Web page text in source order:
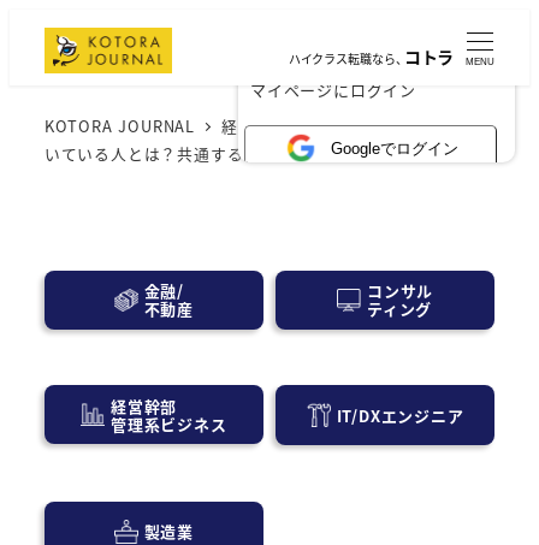
×
マイページにログイン
Googleでログイン
ハイクラス転職なら、コトラ MENU
KOTORA JOURNAL 経営層・事業会社
営業企画に向
いている人とは？共通する特性と魅力を大公開
金融/
不動産
コンサル
ティング
経営幹部
管理系ビジネス IT/DXエンジニア
製造業